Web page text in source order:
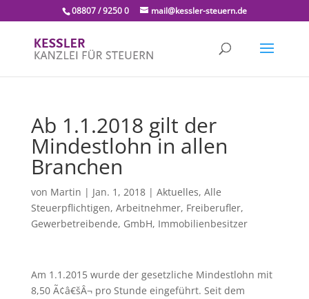
08807 / 9250 0 mail@kessler-steuern.de
Ab 1.1.2018 gilt der
Mindestlohn in allen
Branchen
von Martin | Jan. 1, 2018| Aktuelles, Alle
Steuerpflichtigen, Arbeitnehmer, Freiberufler,
Gewerbetreibende, GmbH, Immobilienbesitzer
Am 1.1.2015 wurde der gesetzliche Mindestlohn mit
8,50 Ã¢â€šÂ¬ pro Stunde eingeführt. Seit dem